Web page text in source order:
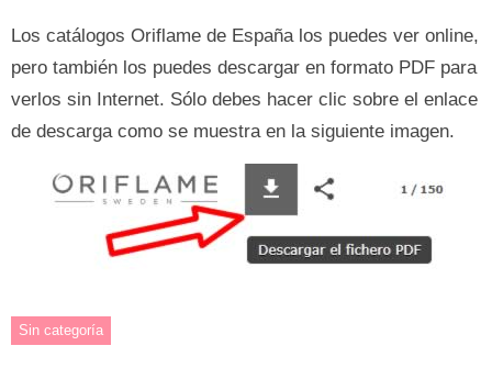
Los catálogos Oriflame de España los puedes ver online,
pero también los puedes descargar en formato PDF para
verlos sin Internet. Sólo debes hacer clic sobre el enlace
de descarga como se muestra en la siguiente imagen.
Sin categoría